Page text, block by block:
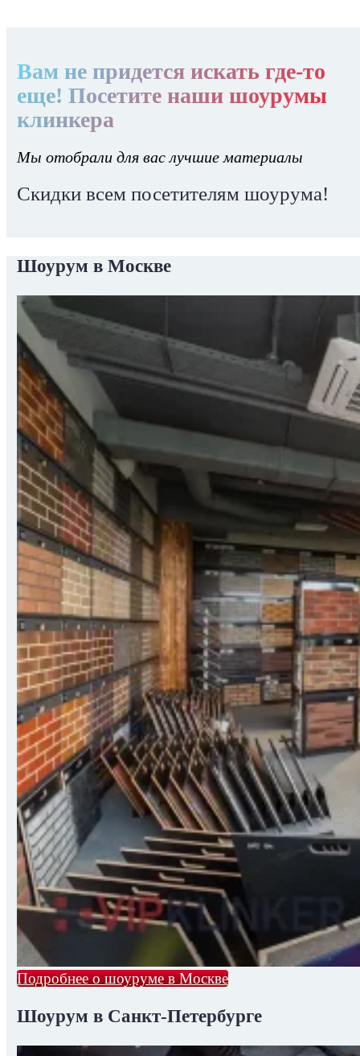
Вам не придется искать где-то
еще! Посетите наши шоурумы
клинкера
Мы отобрали для вас лучшие материалы
Скидки всем посетителям шоурума!
Шоурум в Москве
Подробнее о шоуруме в Москве
Шоурум в Санкт-Петербурге